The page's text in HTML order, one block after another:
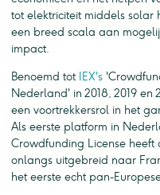
tot elektriciteit middels solar
een breed scala aan
impact.
Benoemd tot IEX's
Nederland' in 2018, 2019
een voortrekkersrol in het
Als eerste platform in
Crowdfunding License
onlangs uitgebreid naar
het eerste echt pan-